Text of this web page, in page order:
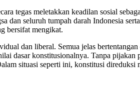
tegas meletakkan keadilan sosial
dan seluruh tumpah darah Indonesia
bersifat mengikat.
dan liberal. Semua jelas bertentangan
dasar konstitusionalnya. Tanpa pijakan
situasi seperti ini, konstitusi